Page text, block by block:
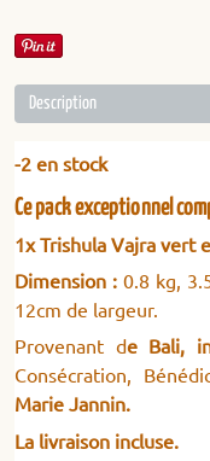
Description
-2 en stock
Ce pack exceptionnel
1x Trishula Vajra vert
Dimension : 0.8 kg,
12cm de largeur.
Provenant de Bali,
Consécration,
Marie Jannin.
La livraison incluse.